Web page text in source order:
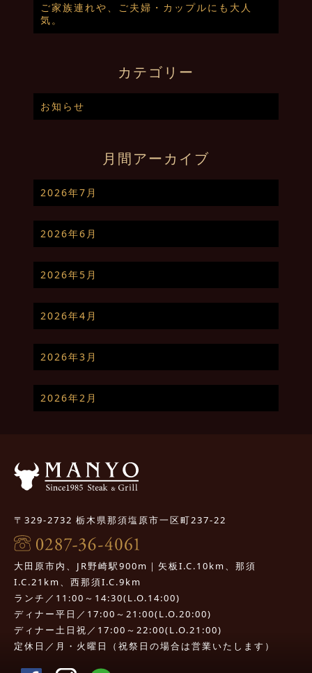
ご家族連れや、ご夫婦・カップルにも大人
気。
カテゴリー
お知らせ
月間アーカイブ
2026年7月
2026年6月
2026年5月
2026年4月
2026年3月
2026年2月
〒329-2732 栃木県那須塩原市一区町237-22
大田原市内、JR野崎駅900m｜矢板I.C.10km、那須
I.C.21km、西那須I.C.9km
ランチ／11:00～14:30(L.O.14:00)
ディナー平日／17:00～21:00(L.O.20:00)
ディナー土日祝／17:00～22:00(L.O.21:00)
定休日／月・火曜日（祝祭日の場合は営業いたします）